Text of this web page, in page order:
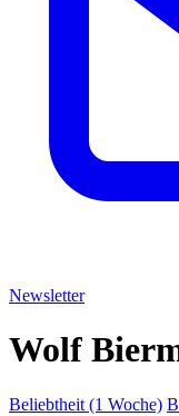
Newsletter
Wolf
Beliebtheit (1 Woche)